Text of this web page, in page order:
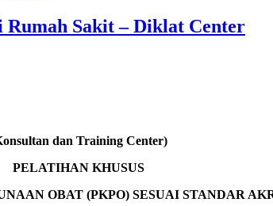
Rumah Sakit – Diklat Center
dan Training Center)
PELATIHAN KHUSUS
OBAT (PKPO) SESUAI STANDAR